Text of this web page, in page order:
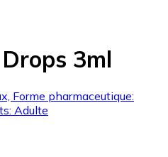
3ml
Forme pharmaceutique:
Adulte